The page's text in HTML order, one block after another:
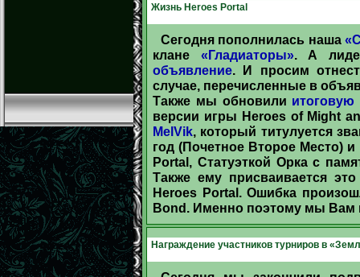
Жизнь Heroes Portal
Сегодня пополнилась наша
клане «Гладиаторы». А
объявление. И просим
случае, перечисленные в
Также мы обновили итоговую
версии игры Heroes of Might
MelVik, который титулуется
год (Почетное Второе Место)
Portal, Статуэткой Орка с
Также ему присваивается
Heroes Portal. Ошибка
Bond. Именно поэтому мы Вам
Награждение участников турниров в